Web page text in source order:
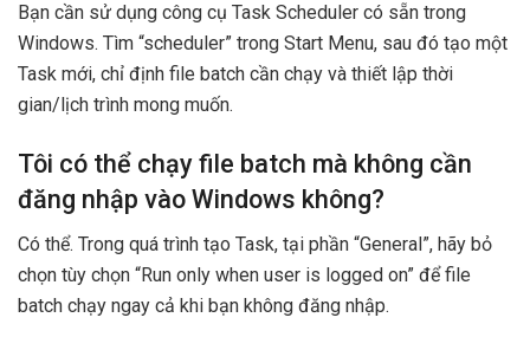
Bạn cần sử dụng công cụ Task Scheduler có sẵn trong
Windows. Tìm “scheduler” trong Start Menu, sau đó tạo một
Task mới, chỉ định file batch cần chạy và thiết lập thời
gian/lịch trình mong muốn.
Tôi có thể chạy file batch mà không cần
đăng nhập vào Windows không?
Có thể. Trong quá trình tạo Task, tại phần “General”, hãy bỏ
chọn tùy chọn “Run only when user is logged on” để file
batch chạy ngay cả khi bạn không đăng nhập.